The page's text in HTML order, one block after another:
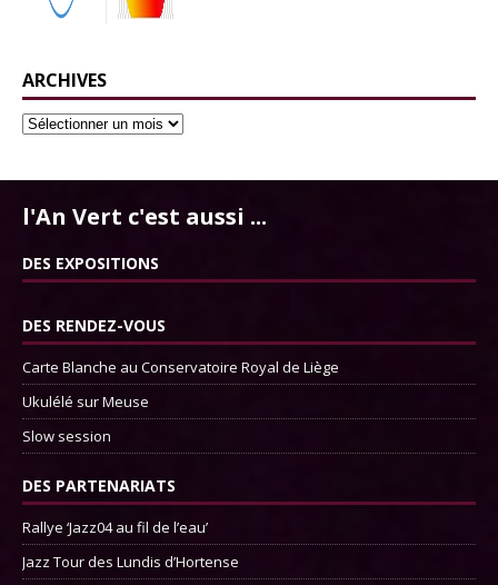
ARCHIVES
l'An Vert c'est aussi ...
DES EXPOSITIONS
DES RENDEZ-VOUS
Carte Blanche au Conservatoire Royal de Liège
Ukulélé sur Meuse
Slow session
DES PARTENARIATS
Rallye ‘Jazz04 au fil de l’eau’
Jazz Tour des Lundis d’Hortense